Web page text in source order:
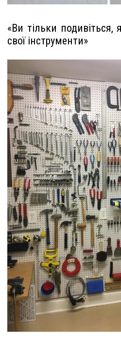
«Ви тільки подивіться,
свої інструменти»